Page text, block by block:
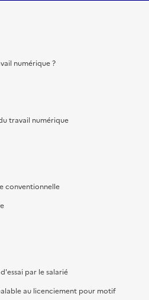
numérique ?
travail numérique
conventionnelle
par le salarié
au licenciement pour motif